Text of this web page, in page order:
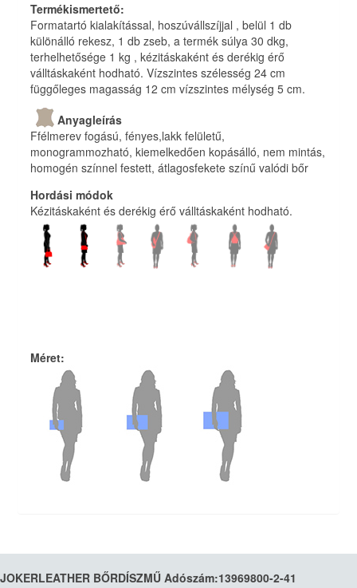
Termékismertető:
Formatartó kialakítással, hoszúvállszíjjal , belül 1 db
különálló rekesz, 1 db zseb, a termék súlya 30 dkg,
terhelhetősége 1 kg , kézitáskaként és derékig érő
válltáskaként hodható. Vízszintes szélesség 24 cm
függőleges magasság 12 cm vízszintes mélység 5 cm.
Anyagleírás
Ffélmerev fogású, fényes,lakk felületű,
monogrammozható, kiemelkedően kopásálló, nem mintás,
homogén színnel festett, átlagosfekete színű valódi bőr
Hordási módok
Kézitáskaként és derékig érő válltáskaként hodható.
Méret:
JOKERLEATHER BŐRDÍSZMŰ Adószám:13969800-2-41